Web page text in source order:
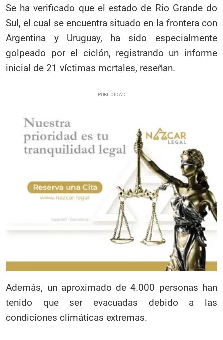
Se ha verificado que el estado de Rio Grande do
Sul, el cual se encuentra situado en la frontera con
Argentina y Uruguay, ha sido especialmente
golpeado por el ciclón, registrando un informe
inicial de 21 víctimas mortales, reseñan.
Además, un aproximado de 4.000 personas han
tenido que ser evacuadas debido a las
condiciones climáticas extremas.